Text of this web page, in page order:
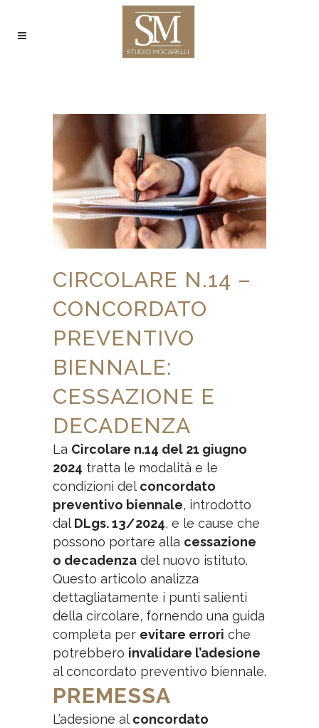
CIRCOLARE N.14 –
CONCORDATO
PREVENTIVO
BIENNALE:
CESSAZIONE E
DECADENZA
La Circolare n.14 del 21 giugno
2024 tratta le modalità e le
condizioni delconcordato
preventivo biennale, introdotto
dalDLgs. 13/2024, e le cause che
possono portare alla cessazione
o decadenza del nuovo istituto.
Questo articolo analizza
dettagliatamente i punti salienti
della circolare, fornendo una guida
completa per evitare errori che
potrebbero invalidare l’adesione
al concordato preventivo biennale.
PREMESSA
L’adesione alconcordato